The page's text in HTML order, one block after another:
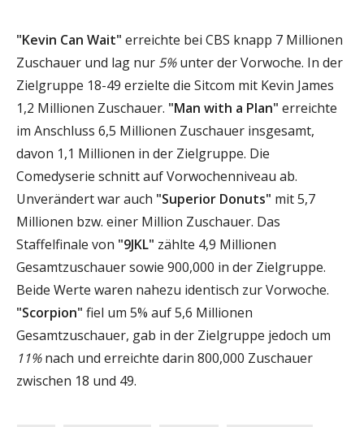
"Kevin Can Wait" erreichte bei CBS knapp 7 Millionen
Zuschauer und lag nur 5%unter der Vorwoche. In der
Zielgruppe 18-49 erzielte die Sitcom mit Kevin James
1,2 Millionen Zuschauer. "Man with a Plan" erreichte
im Anschluss 6,5 Millionen Zuschauer insgesamt,
davon 1,1 Millionen in der Zielgruppe. Die
Comedyserie schnitt auf Vorwochenniveau ab.
Unverändert war auch "Superior Donuts" mit 5,7
Millionen bzw. einer Million Zuschauer. Das
Staffelfinale von "9JKL" zählte 4,9 Millionen
Gesamtzuschauer sowie 900,000 in der Zielgruppe.
Beide Werte waren nahezu identisch zur Vorwoche.
"Scorpion" fiel um 5% auf 5,6 Millionen
Gesamtzuschauer, gab in der Zielgruppe jedoch um
11%nach und erreichte darin 800,000 Zuschauer
zwischen 18 und 49.